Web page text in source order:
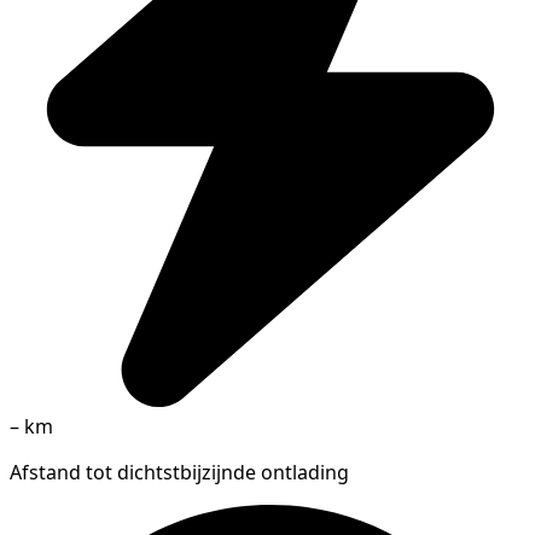
– km
Afstand tot dichtstbijzijnde ontlading